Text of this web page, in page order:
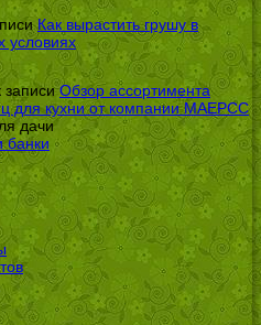
Как вырастить грушу в
условиях
записиОбзор ассортимента
для кухни от компании МАЕРСС
дачи
банки